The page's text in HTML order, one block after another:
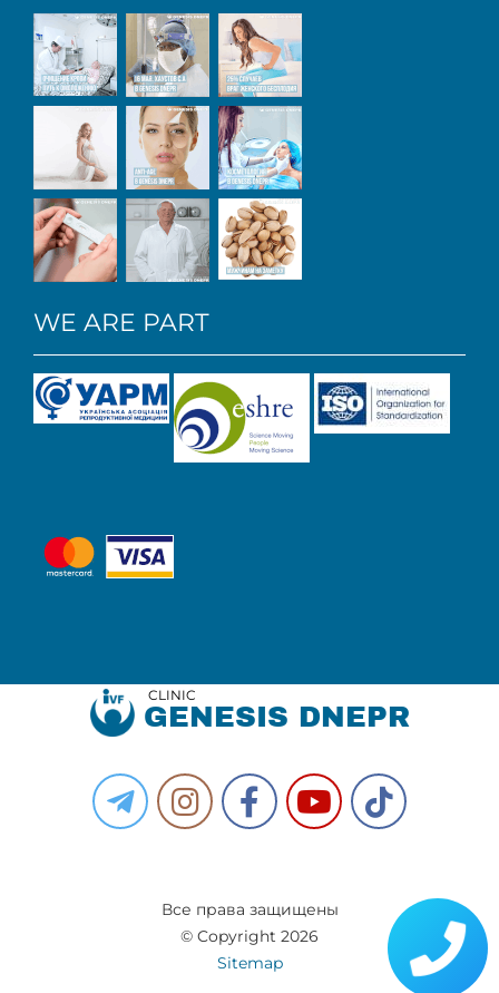
WE ARE PART
CLINIC
GENESIS DNEPR
Все права защищены
© Copyright 2026
Sitemap